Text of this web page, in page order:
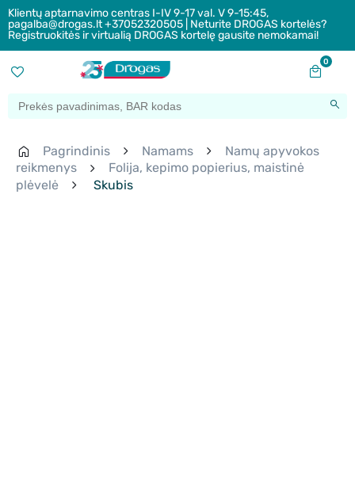
Klientų aptarnavimo centras I-IV 9-17 val. V 9-15:45,
pagalba@drogas.lt +37052320505 | Neturite DROGAS kortelės?
Registruokitės ir virtualią DROGAS kortelę gausite nemokamai!
0
Pagrindinis Namams
Namų apyvokos
reikmenys
Folija, kepimo popierius, maistinė
plėvelė
Skubis